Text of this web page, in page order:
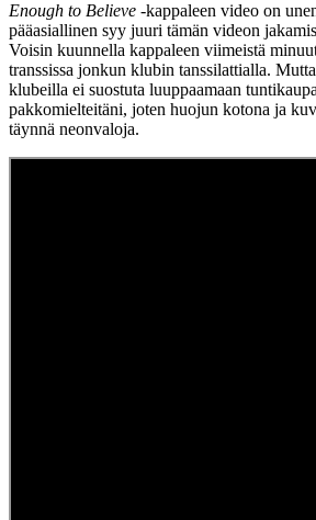
Enough to Believe -kappaleen video on
pääasiallinen syy juuri tämän videon
Voisin kuunnella kappaleen viimeistä
transsissa jonkun klubin tanssilattialla.
klubeilla ei suostuta luuppaamaan
pakkomielteitäni, joten huojun kotona ja
täynnä neonvaloja.